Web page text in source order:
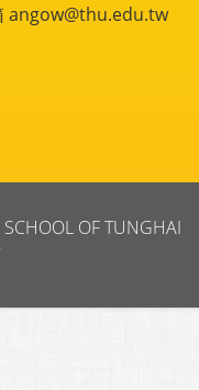
angow@thu.edu.tw
OF TUNGHAI